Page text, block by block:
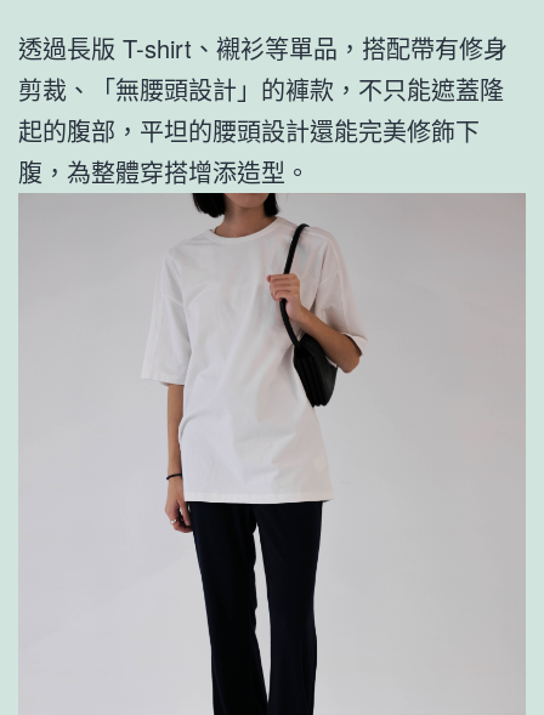
透過長版 T-shirt、襯衫等單品，搭配帶有修身
剪裁、「無腰頭設計」的褲款，不只能遮蓋隆
起的腹部，平坦的腰頭設計還能完美修飾下
腹，為整體穿搭增添造型。